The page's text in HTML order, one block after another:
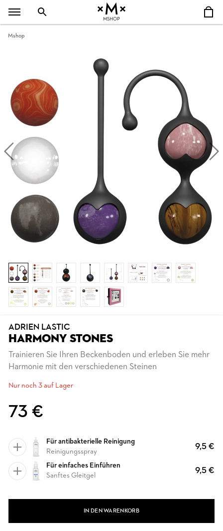
MSHOP
Mshop
ADRIEN LASTIC
HARMONY STONES
Trainieren Sie Ihren Beckenboden und erleben Sie mehr
Harmonie mit den verschiedenen Steinen
Nur noch 3 auf Lager
73 €
Für antibakterielle Reinigung
Reinigungsspray
9,5 €
Für einfaches Einführen
Sanftes Gleitgel
9,5 €
IN DEN WARENKORB